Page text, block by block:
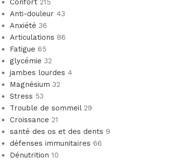
Confort 215
Anti-douleur 43
Anxiété 36
Articulations 86
Fatigue 65
glycémie 32
jambes lourdes 4
Magnésium 32
Stress 53
Trouble de sommeil 29
Croissance 21
santé des os et des dents 9
défenses immunitaires 66
Dénutrition 10